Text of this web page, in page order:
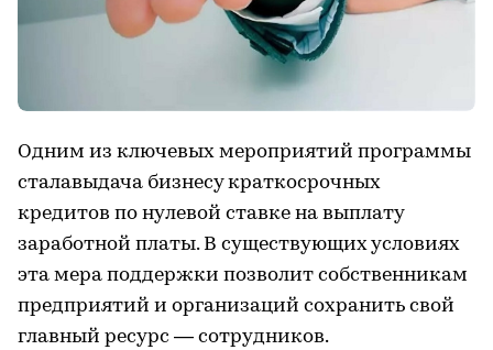
Одним из ключевых мероприятий программы
сталавыдача бизнесу краткосрочных
кредитов по нулевой ставке на выплату
заработной платы. В существующих условиях
эта мера поддержки позволит собственникам
предприятий и организаций сохранить свой
главный ресурс — сотрудников.